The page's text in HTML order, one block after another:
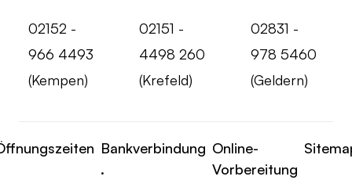
02152 -
966 4493
(Kempen)
02151 -
4498 260
(Krefeld)
02831 -
978 5460
(Geldern)
Bankverbindung
.
Online-
Vorbereitung